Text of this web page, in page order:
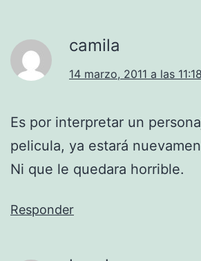
camila
14 marzo, 2011 a las
Es por interpretar un
pelicula, ya estará
Ni que le quedara horrible.
Responder